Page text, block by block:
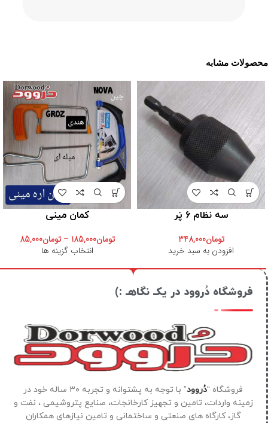
محصولات مشابه
سه نظام 6 پَر
تومان348,000
افزودن به سبد خرید
کمان مینی
تومان185,000
– تومان85,000
انتخاب گزینه ها
فروشگاه دُروود در یکـ نگاهـ :)
فروشگاه “دُروود
” با توجه به پشتوانه و تجربه ۳۰ ساله خود در
زمینه واردات، تامین و تجهیز کارخانجات، صنایع پتروشیمی ، نفت و
گاز، کارگاه های صنعتی و ساختمانی و تامین نیازهای همکاران